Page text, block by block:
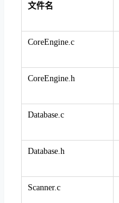
文件名
CoreEngine.c
CoreEngine.h
Database.c
Database.h
Scanner.c